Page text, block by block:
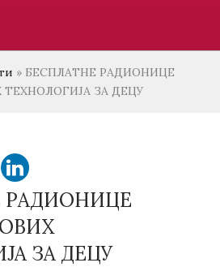
» БЕСПЛАТНЕ РАДИОНИЦЕ
ЗА ДЕЦУ
РАДИОНИЦЕ
ЗА ДЕЦУ